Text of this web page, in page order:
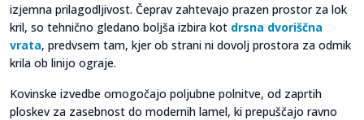
izjemna prilagodljivost. Čeprav zahtevajo prazen prostor za lok
kril, so tehnično gledano boljša izbira kot drsna dvoriščna
vrata, predvsem tam, kjer ob strani ni dovolj prostora za odmik
krila ob linijo ograje.
Kovinske izvedbe omogočajo poljubne polnitve, od zaprtih
ploskev za zasebnost do modernih lamel, ki prepuščajo ravno